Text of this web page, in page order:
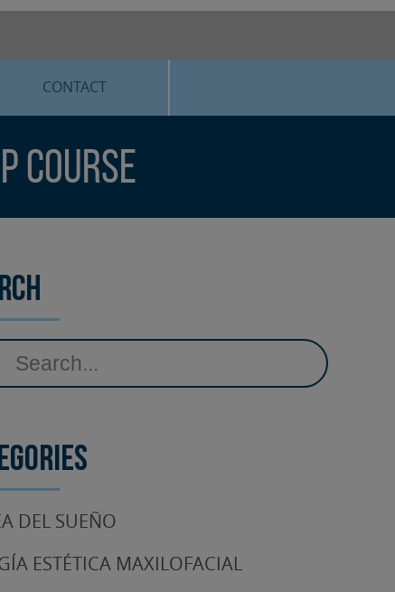
CONTACT
Course
DEL SUEÑO
ESTÉTICA MAXILOFACIAL